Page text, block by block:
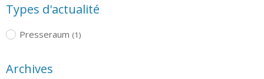
Types d'actualité
Presseraum (1)
Archives